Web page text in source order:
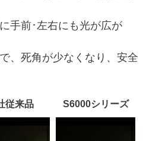
手前･左右にも光が広が
、死角が少なくなり、安全
従来品 S6000シリーズ